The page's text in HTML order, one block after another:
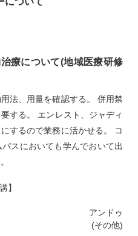
療について(地域医療研修
法、用量を確認する。 併用禁
する。 エンレスト、ジャディ
するので業務に活かせる。 コ
スにおいても学んでおいて出
】
アンドゥ
(その他)